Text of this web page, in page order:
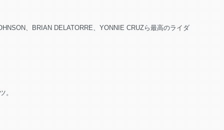
、BRIAN DELATORRE、YONNIE CRUZら最高のライダ
。